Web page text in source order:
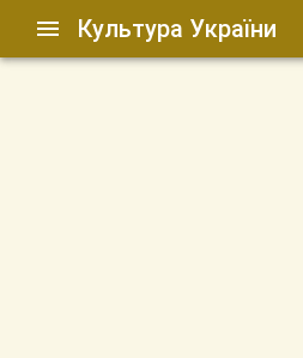
Культура України